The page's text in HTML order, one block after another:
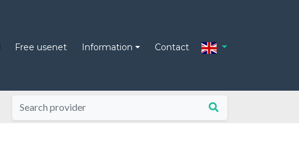
Free usenet Information Contact